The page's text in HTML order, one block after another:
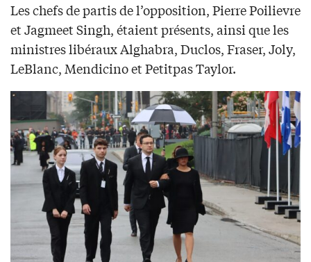
Les chefs de partis de l’opposition, Pierre Poilievre
et Jagmeet Singh, étaient présents, ainsi que les
ministres libéraux Alghabra, Duclos, Fraser, Joly,
LeBlanc, Mendicino et Petitpas Taylor.